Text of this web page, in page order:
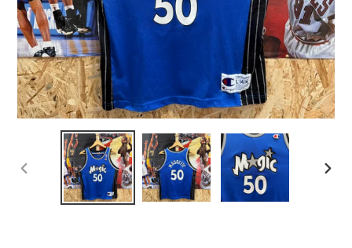
PREVIOUS